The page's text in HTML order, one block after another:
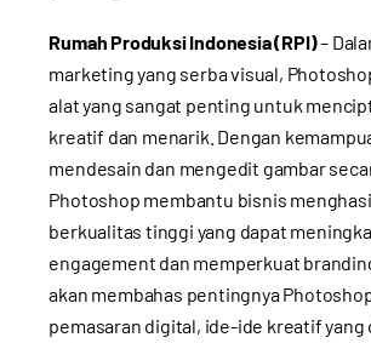
Rumah Produksi Indonesia (RPI)–
marketing yang serba visual,
alat yang sangat penting untuk
kreatif dan menarik. Dengan
mendesain dan mengedit gambar
Photoshop membantu bisnis
berkualitas tinggi yang dapat
engagement dan memperkuat
akan membahas pentingnya
pemasaran digital, ide-ide kreatif yang